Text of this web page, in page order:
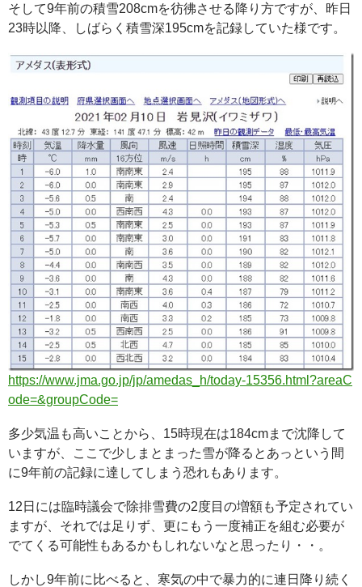
そして9年前の積雪208cmを彷彿させる降り方ですが、昨日
23時以降、しばらく積雪深195cmを記録していた様です。
https://www.jma.go.jp/jp/amedas_h/today-15356.html?areaC
ode=&groupCode=
多少気温も高いことから、15時現在は184cmまで沈降して
いますが、ここで少しまとまった雪が降るとあっという間
に9年前の記録に達してしまう恐れもあります。
12日には臨時議会で除排雪費の2度目の増額も予定されてい
ますが、それでは足りず、更にもう一度補正を組む必要が
でてくる可能性もあるかもしれないなと思ったり・・。
しかし9年前に比べると、寒気の中で暴力的に連日降り続く